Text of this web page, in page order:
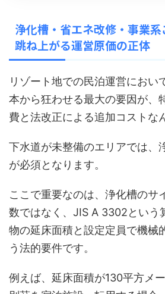
浄化槽・省エネ改修・事業
跳ね上がる運営原価の正体
リゾート地での民泊運営におい
本から狂わせる最大の要因が、
費と法改正による追加コストな
下水道が未整備のエリアでは、
が必須となります。
ここで重要なのは、浄化槽のサ
数ではなく、JIS A 3302という
物の延床面積と設定定員で機械
う法的要件です。
例えば、延床面積が130平方メ